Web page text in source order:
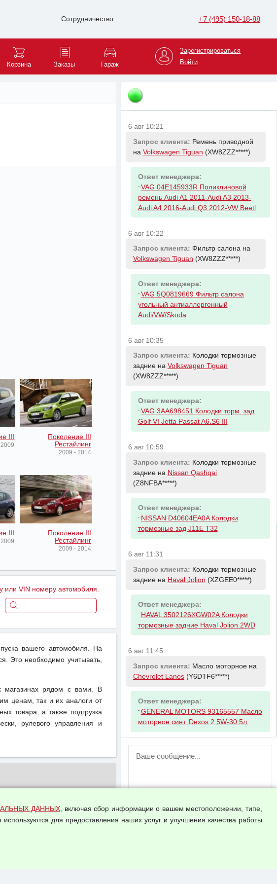
Сотрудничество +7 (495) 150-18-88
Корзина Заказы Гараж
Зарегистрироваться
Войти
III
Поколение III
Рестайлинг
2009 - 2014
III
Поколение III
Рестайлинг
2009 - 2014
или VIN номеру автомобиля.
вашего автомобиля. На
Это необходимо учитывать,
магазинах рядом с вами. В
ценам, так и их аналоги от
товара, а также подгрузка
рулевого управления и
ДАННЫХ, включая сбор информации о вашем местоположении, типе,
для предоставления наших услуг и улучшения качества работы
VAG Golf 12-,Polo 12-, Jetta, Tiguan,
Audi A3, Octavia, Yeti
6 авг 10:21
Запрос клиента: Ремень приводной
на Volkswagen Tiguan (XW8ZZZ*****)
Ответ менеджера:
- VAG 04E145933R Поликлиновой
ремень Audi A1 2011-Audi A3 2013-
Audi A4 2016-Audi Q3 2012-VW Beetl
6 авг 10:22
Запрос клиента: Фильтр салона на
Volkswagen Tiguan (XW8ZZZ*****)
Ответ менеджера:
- VAG 5Q0819669 Фильтр салона
угольный антиаллергенный
Audi/VW/Skoda
6 авг 10:35
Запрос клиента: Колодки тормозные
задние на Volkswagen Tiguan
(XW8ZZZ*****)
Ответ менеджера:
- VAG 3AA698451 Колодки торм. зад
Golf VI Jetta Passat A6.S6 III
6 авг 10:59
Запрос клиента: Колодки тормозные
задние на Nissan Qashqai
(Z8NFBA*****)
Ответ менеджера:
- NISSAN D40604EA0A Колодки
тормозные зад J11E T32
6 авг 11:31
Запрос клиента: Колодки тормозные
задние на Haval Jolion (XZGEE0*****)
Ответ менеджера:
- HAVAL 3502126XGW02A Колодки
тормозные задние Haval Jolion 2WD
6 авг 11:45
Запрос клиента: Масло моторное на
Chevrolet Lanos(Y6DTF6*****)
Ответ менеджера:
- GENERAL MOTORS 93165557 Масло
моторное синт. Dexos 2 5W-30 5л.
ВНИМАНИЕ!
пользователей временно отключена!
аккаунт.